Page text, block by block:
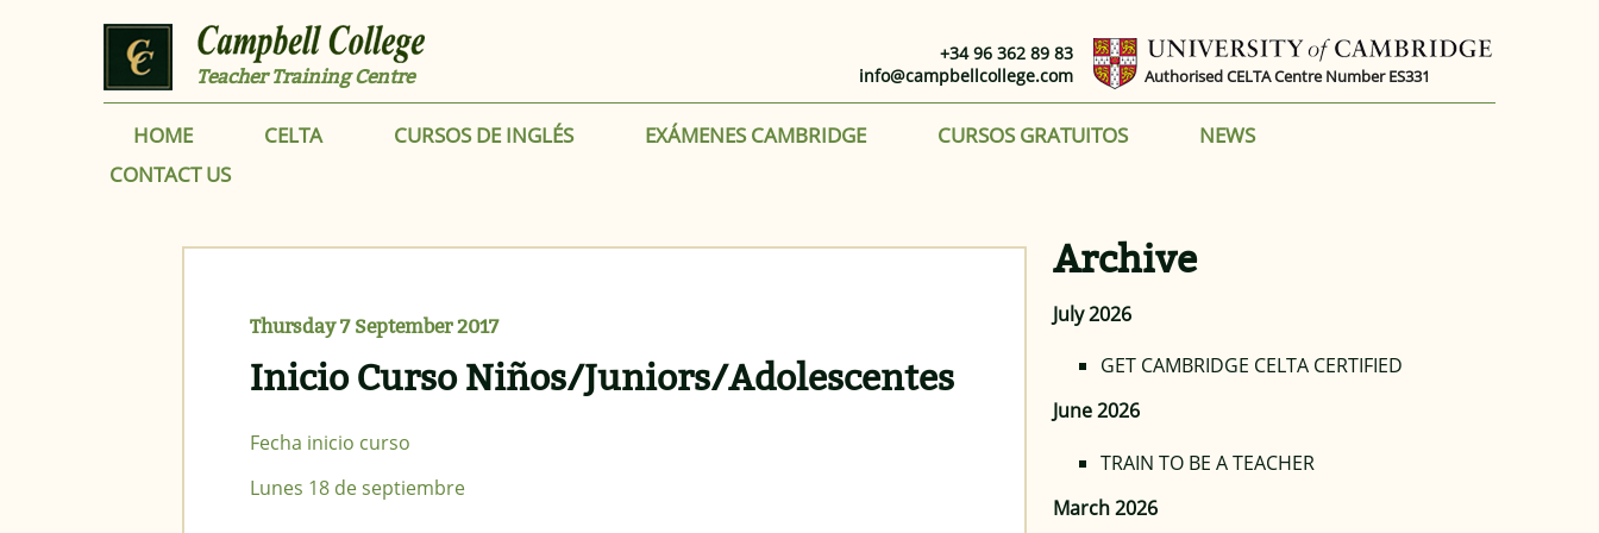
Teacher Training Centre Authorised CELTA Centre Number ES331
+34 96 362 89 83
info@campbellcollege.com
HOME CELTA CURSOS DE INGLÉS EXÁMENES CAMBRIDGE CURSOS GRATUITOS
NEWS
CONTACT US
Thursday 7 September 2017
Inicio Curso Niños/Juniors/Adolescentes
Fecha inicio curso
Lunes 18 de septiembre
Archive
July 2026
GET CAMBRIDGE CELTA CERTIFIED
June 2026
TRAIN TO BE A TEACHER
March 2026